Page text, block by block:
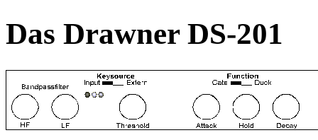
Das Drawner DS-201